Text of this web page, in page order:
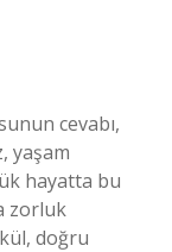
cevabı,
yaşam
hayatta bu
zorluk
doğru